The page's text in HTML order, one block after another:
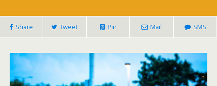
Share Tweet Pin Mail SMS